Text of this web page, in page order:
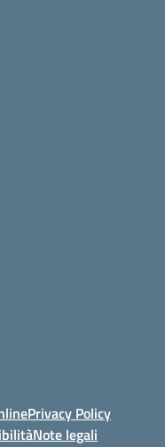
Privacy Policy
Note legali